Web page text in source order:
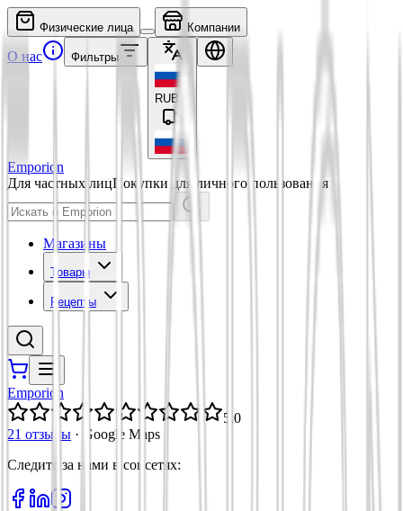
Физические лица Компании
О нас Фильтры
RUB
Emporion
Для частных лицПокупки для личного пользования
Магазины
Товары
Рецепты
Emporion
5,0
21 отзывы ·
Google Maps
Следите за нами в соцсетях: